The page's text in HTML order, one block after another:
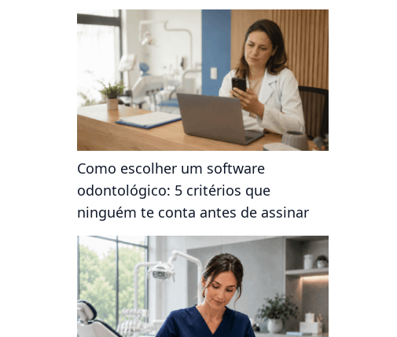
Como escolher um software
odontológico: 5 critérios que
ninguém te conta antes de assinar